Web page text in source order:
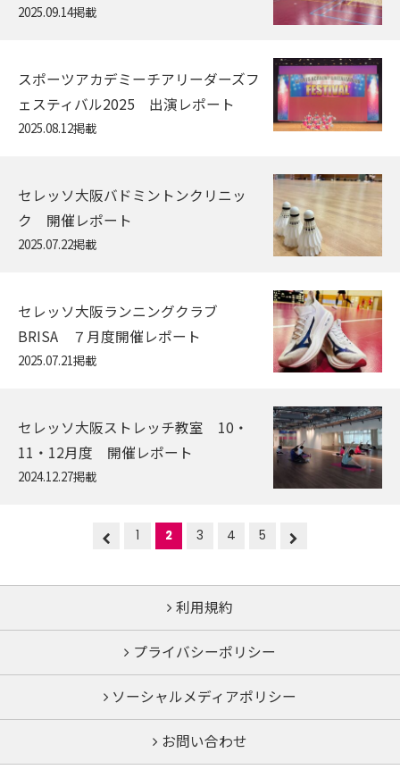
2025.09.14掲載
スポーツアカデミーチアリーダーズフ
ェスティバル2025 出演レポート
2025.08.12掲載
セレッソ大阪バドミントンクリニッ
ク 開催レポート
2025.07.22掲載
セレッソ大阪ランニングクラブ
BRISA ７月度開催レポート
2025.07.21掲載
セレッソ大阪ストレッチ教室 10・
11・12月度 開催レポート
2024.12.27掲載
1 2 3 4 5
利用規約
プライバシーポリシー
ソーシャルメディアポリシー
お問い合わせ